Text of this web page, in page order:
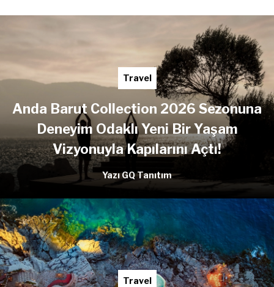
Travel
Anda Barut Collection 2026 Sezonuna
Deneyim Odaklı Yeni Bir Yaşam
Vizyonuyla Kapılarını Açtı!
Yazı GQ Tanıtım
Travel